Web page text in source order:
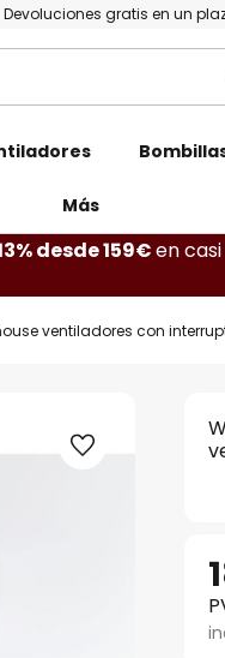
Devoluciones gratis en un
Más
desde 159€en casi
ventiladores con